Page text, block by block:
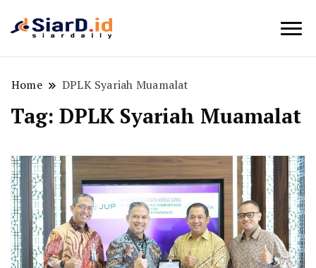
Home DPLK Syariah Muamalat
Tag: DPLK Syariah Muamalat